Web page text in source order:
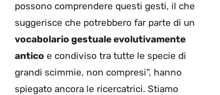
possono comprendere questi gesti, il che
suggerisce che potrebbero far parte di un
vocabolario gestuale evolutivamente
antico e condiviso tra tutte le specie di
grandi scimmie, non compresi”, hanno
spiegato ancora le ricercatrici. Stiamo